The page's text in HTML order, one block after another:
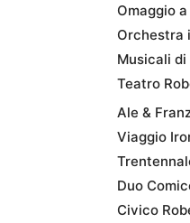
Omaggio
Orchestra
Musicali di
Teatro
Ale &
Viaggio
Duo
Civico